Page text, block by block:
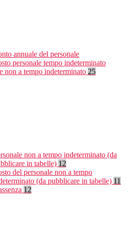
annuale del personale
personale tempo indeterminato
non a tempo indeterminato 25
non a tempo indeterminato (da
in tabelle) 12
del personale non a tempo
(da pubblicare in tabelle) 11
12